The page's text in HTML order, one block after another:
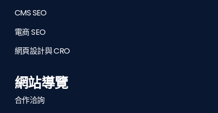
CMS SEO
電商 SEO
網頁設計與 CRO
網站導覽
合作洽詢